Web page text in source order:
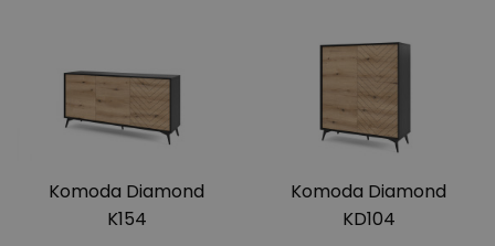
Komoda Diamond
K154
Komoda Diamond
KD104